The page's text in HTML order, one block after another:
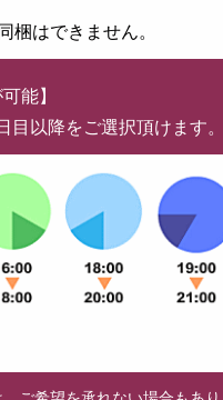
梱はできません。
能】
目以降をご選択頂けます。